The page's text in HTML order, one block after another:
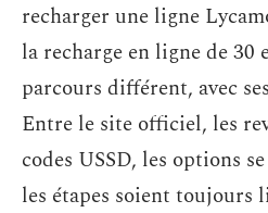
recharger une ligne
la recharge en ligne de 30
parcours différent, avec
Entre le site officiel, les
codes USSD, les options
les étapes soient toujours